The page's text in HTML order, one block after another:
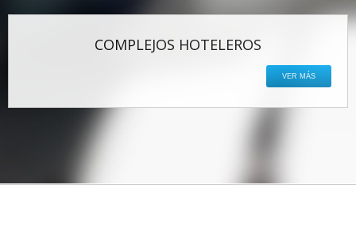
COMPLEJOS HOTELEROS
VER MÁS